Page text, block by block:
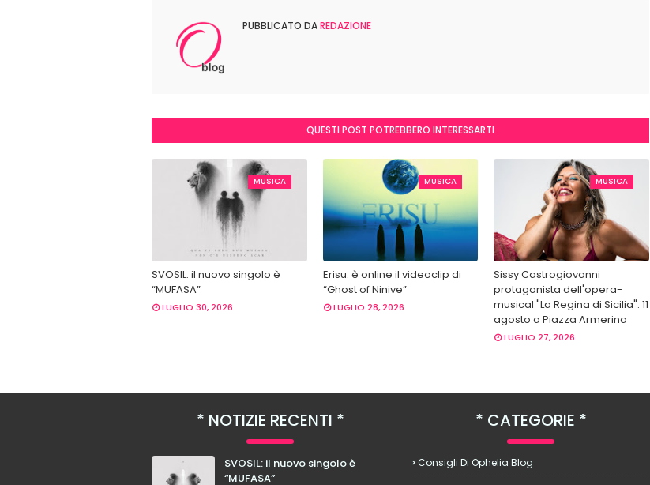
PUBBLICATO DAREDAZIONE
QUESTI POST POTREBBERO INTERESSARTI
MUSICA
SVOSIL: il nuovo singolo è
“MUFASA”
LUGLIO 30, 2026
MUSICA
Erisu: è online il videoclip di
“Ghost of Ninive”
LUGLIO 28, 2026
MUSICA
Sissy Castrogiovanni
protagonista dell'opera-
musical "La Regina di Sicilia": 11
agosto a Piazza Armerina
LUGLIO 27, 2026
NOTIZIE RECENTI
SVOSIL: il nuovo singolo è
“MUFASA”
CATEGORIE
Consigli Di Ophelia Blog